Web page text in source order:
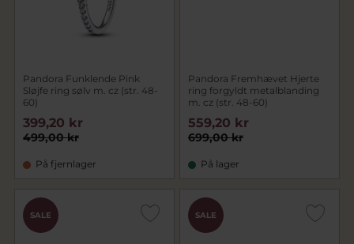
Pandora Funklende Pink
Sløjfe ring sølv m. cz (str. 48-
60)
499,00 kr
399,20 kr
På fjernlager
Pandora Fremhævet Hjerte
ring forgyldt metalblanding
m. cz (str. 48-60)
699,00 kr
559,20 kr
På lager
SALE SALE